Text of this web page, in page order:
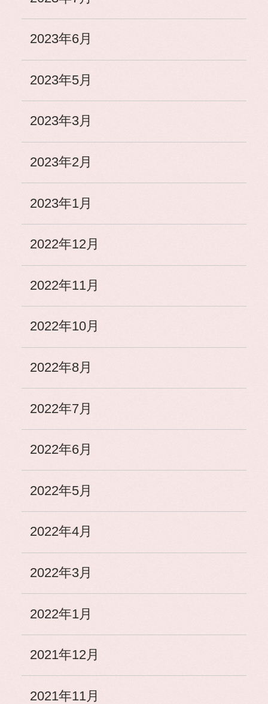
2023年6月
2023年5月
2023年3月
2023年2月
2023年1月
2022年12月
2022年11月
2022年10月
2022年8月
2022年7月
2022年6月
2022年5月
2022年4月
2022年3月
2022年1月
2021年12月
2021年11月